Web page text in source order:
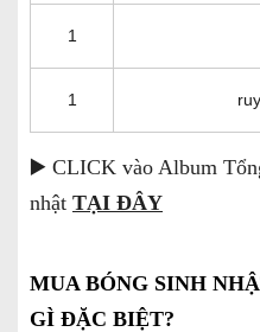
1
1
▶️ CLICK vào Album
nhật TẠI ĐÂY
MUA BÓNG SINH
GÌ ĐẶC BIỆT?